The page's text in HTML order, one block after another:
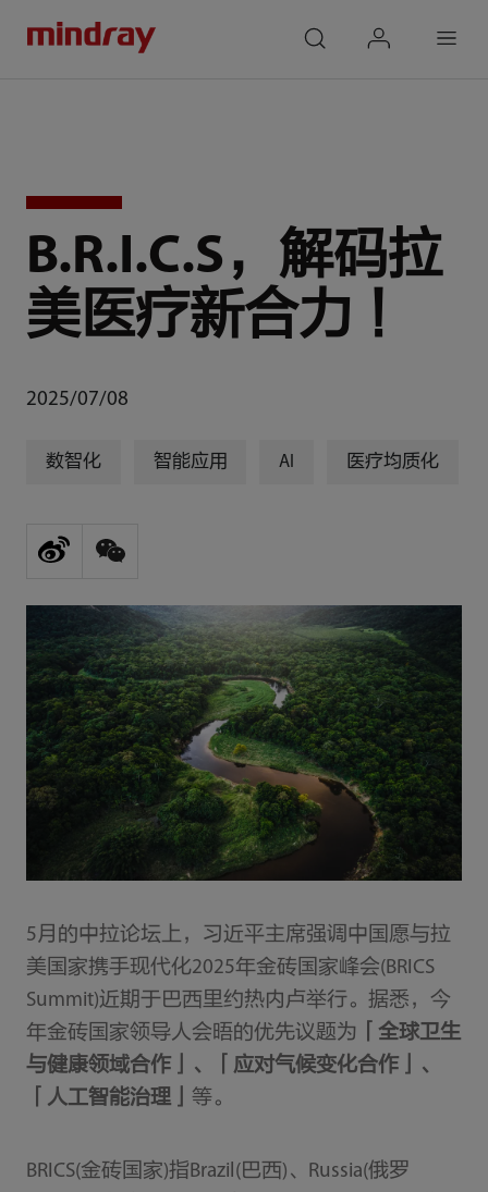
B.R.I.C.S，解码拉
美医疗新合力 ！
2025/07/08
数智化 智能应用 AI 医疗均质化
5月的中拉论坛上，习近平主席强调中国愿与拉
美国家携手现代化2025年金砖国家峰会(BRICS
Summit)近期于巴西里约热内卢举行。据悉，今
年金砖国家领导人会晤的优先议题为 「全球卫生
与健康领域合作」、「应对气候变化合作」、
「人工智能治理」 等。
BRICS(金砖国家)指Brazil(巴西)、Russia(俄罗